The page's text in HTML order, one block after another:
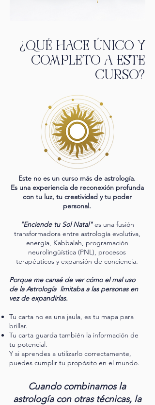
¿QUÉ HACE ÚNICO Y
COMPLETO A ESTE
CURSO?
Este no es un curso más de astrología.
Es una experiencia de reconexión profunda
con tu luz, tu creatividad y tu poder
personal.
"Enciende tu Sol Natal"es una fusión
transformadora entre astrología evolutiva,
energía, Kabbalah, programación
neurolingüística (PNL), procesos
terapéuticos y expansión de conciencia.
Porque me cansé de ver cómo el mal uso
de la Astrología limitaba a las personas en
vez de expandirlas.
Tu carta no es una jaula, es tu mapa para
brillar.
Tu carta guarda también la información de
tu potencial.
Y si aprendes a utilizarlo correctamente,
puedes cumplir tu propósito en el mundo.
Cuando combinamos la
astrología con otras técnicas, la